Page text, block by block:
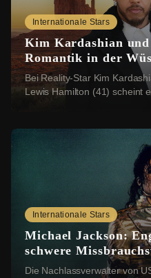
Internationale Stars
Kim Kardashian
Romantik in der
Bei Reality-Star Kim
Lewis Hamilton (41) scheint
Internationale Stars
Michael Jackson:
schwere
Die Nachlassverwalter von